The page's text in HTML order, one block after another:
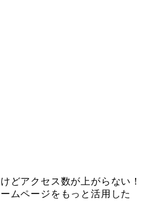
どアクセス数が上がらない！
ムページをもっと活用した